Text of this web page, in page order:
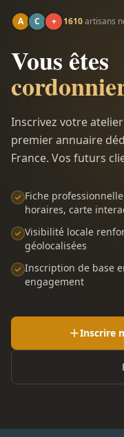
A C + 1610artisans
Vous êtes
Inscrivez votre
premier annuaire
France. Vos futurs
Fiche
horaires, carte
Visibilité locale
géolocalisées
Inscription de base
engagement
Inscrire